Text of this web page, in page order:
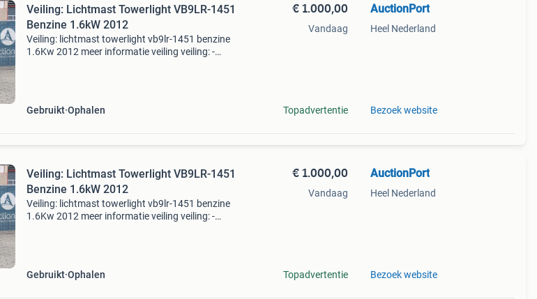
Veiling: Lichtmast Towerlight VB9LR-1451
Benzine 1.6kW 2012
Veiling: lichtmast towerlight vb9lr-1451 benzine
1.6Kw 2012 meer informatie veiling veiling: -
Gebruikt Ophalen
€ 1.000,00
Vandaag
Topadvertentie
AuctionPort
Heel Nederland
Bezoek website
Veiling: Lichtmast Towerlight VB9LR-1451
Benzine 1.6kW 2012
Veiling: lichtmast towerlight vb9lr-1451 benzine
1.6Kw 2012 meer informatie veiling veiling: -
Gebruikt Ophalen
€ 1.000,00
Vandaag
Topadvertentie
AuctionPort
Heel Nederland
Bezoek website